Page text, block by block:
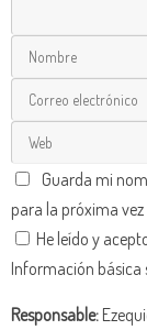
Guarda mi
para la próxima
He leído y
Información básica
Responsable: